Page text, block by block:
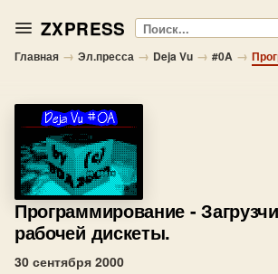
ZXPRESS Поиск
Главная → Эл.пресса → Deja Vu → #0A →
Программирование -
рабочей дискеты.
30 сентября 2000